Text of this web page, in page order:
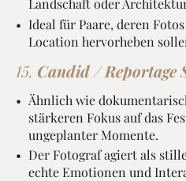
Landschaft oder
Ideal für Paare, deren
Location hervorheben
15. Candid / Reportage
Ähnlich wie
stärkeren Fokus auf das
ungeplanter Momente.
Der Fotograf agiert als
echte Emotionen und